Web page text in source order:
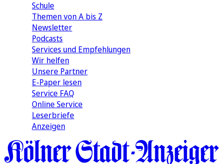
Schule
Themen von A bis Z
Newsletter
Podcasts
Services und Empfehlungen
Wir helfen
Unsere Partner
E-Paper lesen
Service FAQ
Online Service
Leserbriefe
Anzeigen